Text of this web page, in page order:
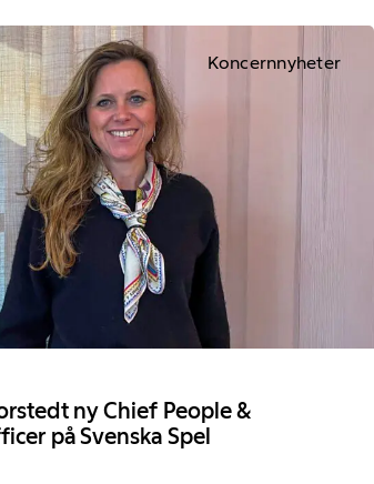
Koncernnyheter
ny Chief People &
på Svenska Spel